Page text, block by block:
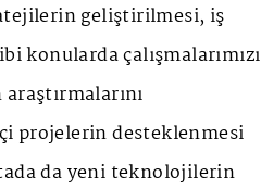
geliştirilmesi, iş
konularda çalışmalarımızı
projelerin desteklenmesi
da yeni teknolojilerin